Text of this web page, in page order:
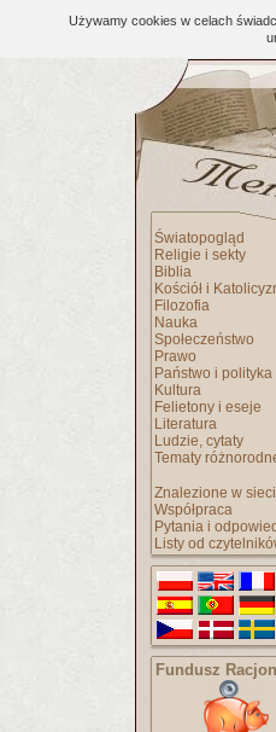
Używamy cookies w celach
Światopogląd
Religie i sekty
Biblia
Kościół i
Filozofia
Nauka
Społeczeństwo
Prawo
Państwo i polityka
Kultura
Felietony i eseje
Literatura
Ludzie, cytaty
Tematy
Znalezione w sieci
Współpraca
Pytania i
Listy od
Fundusz